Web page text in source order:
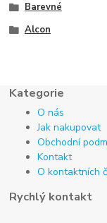
Barevné
Alcon
Kategorie
O nás
Jak nakupovat
Obchodní
Kontakt
O kontaktních
Rychlý kontakt